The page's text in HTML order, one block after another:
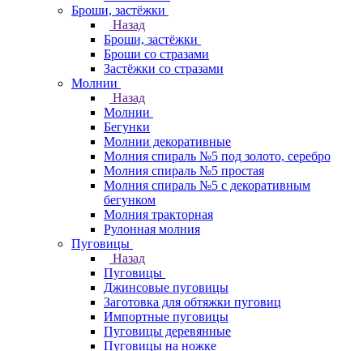
Броши, застёжки
Назад
Броши, застёжки
Броши со стразами
Застёжки со стразами
Молнии
Назад
Молнии
Бегунки
Молнии декоративные
Молния спираль №5 под золото, серебро
Молния спираль №5 простая
Молния спираль №5 с декоративным
бегунком
Молния тракторная
Рулонная молния
Пуговицы
Назад
Пуговицы
Джинсовые пуговицы
Заготовка для обтяжки пуговиц
Импортные пуговицы
Пуговицы деревянные
Пуговицы на ножке